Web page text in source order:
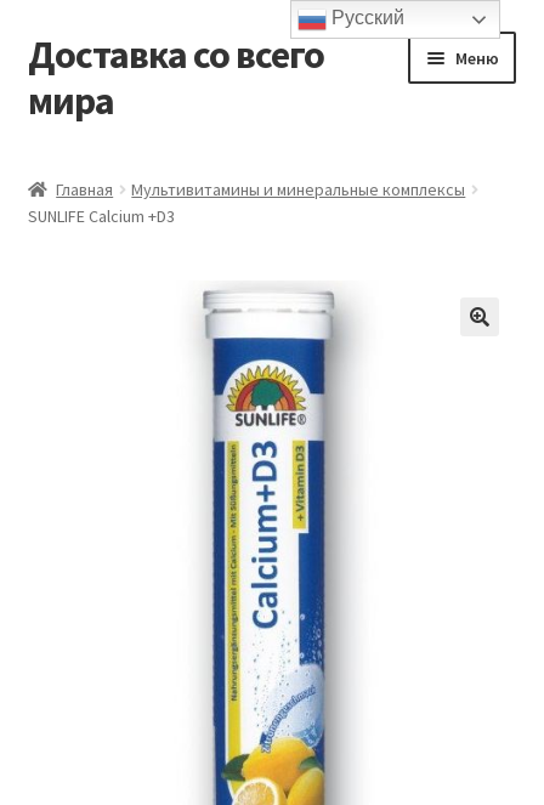
Перейти
к
навигации
Перейти
к
содержимому
Доставка со всего
мира
Меню
Контакты и доставка
Подтверждение заказа
Главная
Мультивитамины и минеральные комплексы
SUNLIFE Calcium +D3
Русский